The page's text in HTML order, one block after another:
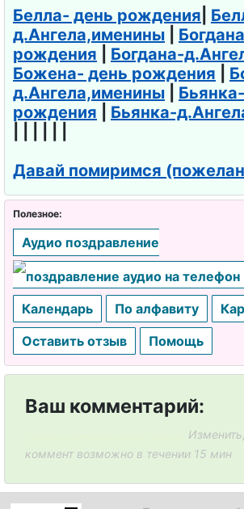
Белла- день рождения
д.Ангела,именины
рождения
Богдана-
Божена- день рождения
д.Ангела,именины
рождения
Бьянка-
Давай помиримся
Полезное:
Аудио поздравление
Календарь По алфавиту
Оставить отзыв
Помощь
Ваш комментарий:
коммент возможно в течении 15 мин